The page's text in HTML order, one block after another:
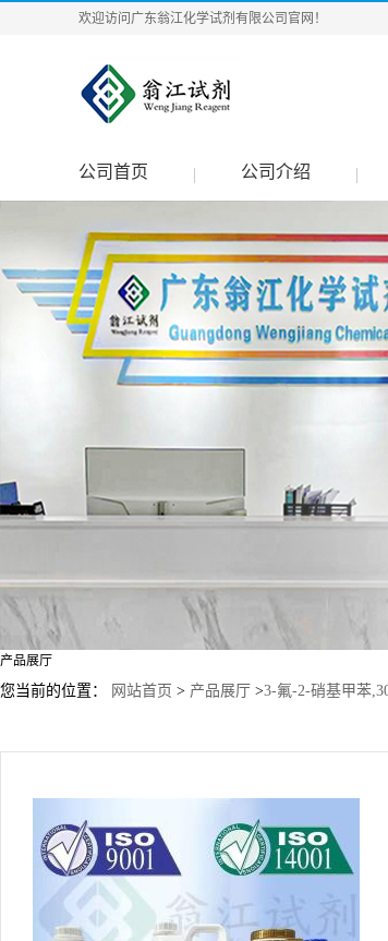
欢迎访问广东翁江化学试剂有限公司官网！
公司首页 公司介绍
产品展厅
您当前的位置： 网站首页 > 产品展厅 >3-氟-2-硝基甲苯